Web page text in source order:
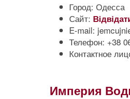
Город: Одесса
Сайт:
E-mail:
Телефон: +38
Контактное
Империя